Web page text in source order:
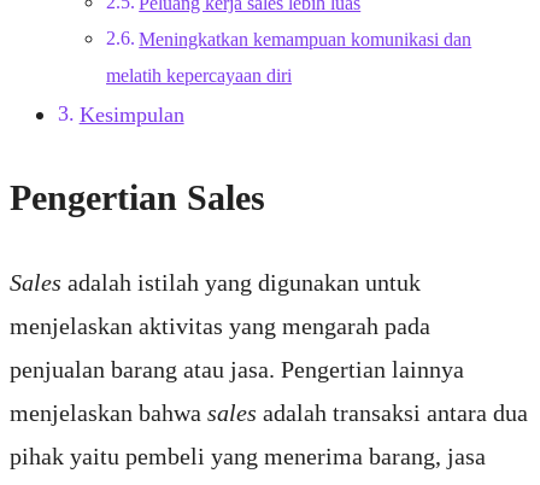
Meningkatkan kemampuan komunikasi dan
melatih kepercayaan diri
Kesimpulan
Pengertian Sales
Sales adalah istilah yang digunakan untuk
menjelaskan aktivitas yang mengarah pada
penjualan barang atau jasa. Pengertian lainnya
menjelaskan bahwa sales adalah transaksi antara dua
pihak yaitu pembeli yang menerima barang, jasa